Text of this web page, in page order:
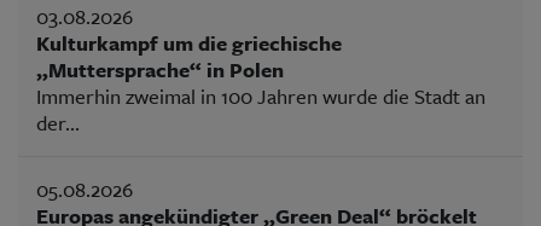
03.08.2026
Kulturkampf um die griechische
„Muttersprache“ in Polen
Immerhin zweimal in 100 Jahren wurde die Stadt an
der...
05.08.2026
Europas angekündigter „Green Deal“ bröckelt